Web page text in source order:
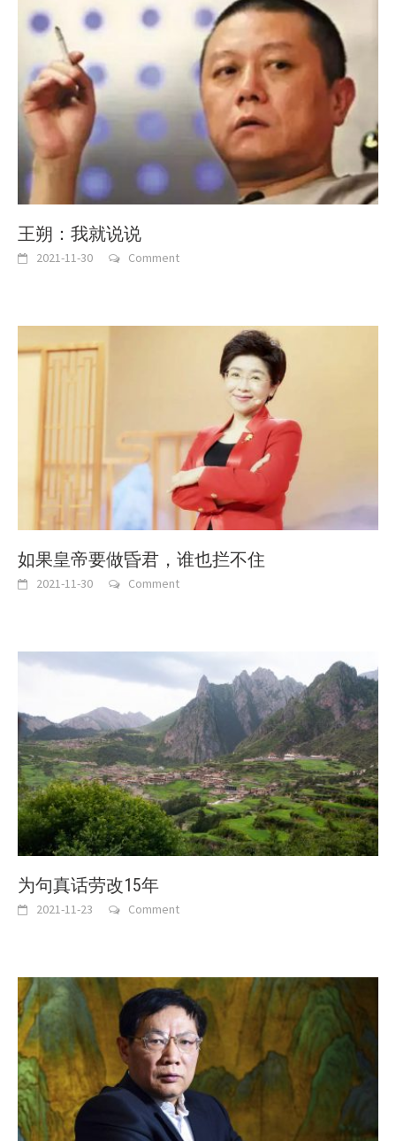
王朔：我就说说
2021-11-30 Comment
如果皇帝要做昏君，谁也拦不住
2021-11-30 Comment
为句真话劳改15年
2021-11-23 Comment